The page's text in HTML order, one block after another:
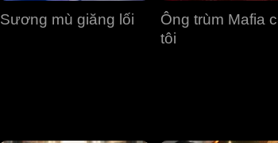
Sương mù giăng lối
Ông trùm Mafia
tôi